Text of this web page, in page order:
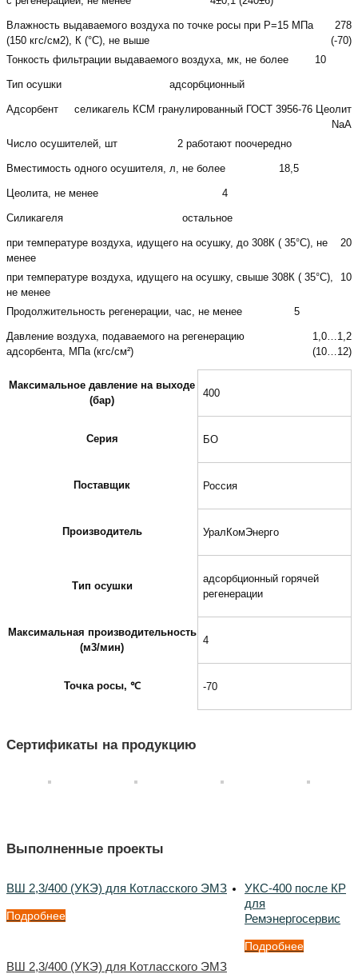
Влажность выдаваемого воздуха по точке росы при Р=15 МПа
(150 кгс/см2), К (°С), не выше
278
(-70)
Тонкость фильтрации выдаваемого воздуха, мк, не более
10
Тип осушки адсорбционный
Адсорбент
селикагель КСМ гранулированный ГОСТ 3956-76 Цеолит
NaA
Число осушителей, шт
2 работают поочередно
Вместимость одного осушителя, л, не более 18,5
Цеолита, не менее 4
Силикагеля остальное
при температуре воздуха, идущего на осушку, до 308К ( 35°С), не
менее
20
при температуре воздуха, идущего на осушку, свыше 308К ( 35°С),
не менее
10
Продолжительность регенерации, час, не менее 5
Давление воздуха, подаваемого на регенерацию
адсорбента, МПа (кгс/см²)
1,0…1,2
(10…12)
Максимальное давление на выходе
(бар)
400
Серия БО
Поставщик Россия
Производитель УралКомЭнерго
Тип осушки
адсорбционный горячей
регенерации
Максимальная производительность
(м3/мин)
4
Точка росы, ℃ -70
Сертификаты на продукцию
Выполненные проекты
ВШ 2,3/400 (УКЭ) для Котласского ЭМЗ
Подробнее
ВШ 2,3/400 (УКЭ) для Котласского ЭМЗ
УКС-400 после КР
для
Ремэнергосервис
Подробнее